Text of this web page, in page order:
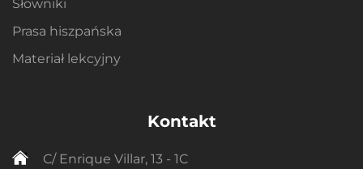
Słowniki
Prasa hiszpańska
Materiał lekcyjny
Kontakt
C/ Enrique Villar, 13 - 1C